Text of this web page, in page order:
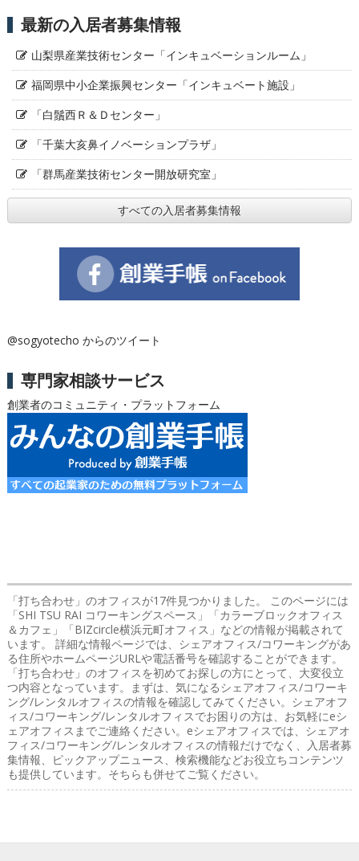
最新の入居者募集情報
山梨県産業技術センター「インキュベーションルーム」
福岡県中小企業振興センター「インキュベート施設」
「白鬚西Ｒ＆Ｄセンター」
「千葉大亥鼻イノベーションプラザ」
「群馬産業技術センター開放研究室」
すべての入居者募集情報
@sogyotecho からのツイート
専門家相談サービス
創業者のコミュニティ・プラットフォーム
「打ち合わせ」のオフィスが17件見つかりました。 このページには
「SHI TSU RAI コワーキングスペース」「カラーブロックオフィス
＆カフェ」「BIZcircle横浜元町オフィス」などの情報が掲載されて
います。 詳細な情報ページでは、シェアオフィス/コワーキングがあ
る住所やホームページURLや電話番号を確認することができます。
「打ち合わせ」のオフィスを初めてお探しの方にとって、大変役立
つ内容となっています。まずは、気になるシェアオフィス/コワーキ
ング/レンタルオフィスの情報を確認してみてください。シェアオフ
ィス/コワーキング/レンタルオフィスでお困りの方は、お気軽にeシ
ェアオフィスまでご連絡ください。eシェアオフィスでは、シェアオ
フィス/コワーキング/レンタルオフィスの情報だけでなく、入居者募
集情報、ピックアップニュース、検索機能などお役立ちコンテンツ
も提供しています。そちらも併せてご覧ください。